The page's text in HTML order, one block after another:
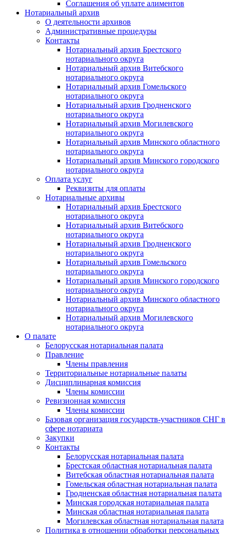
Соглашения об уплате алиментов
Нотариальный архив
О деятельности архивов
Административные процедуры
Контакты
Нотариальный архив Брестского
нотариального округа
Нотариальный архив Витебского
нотариального округа
Нотариальный архив Гомельского
нотариального округа
Нотариальный архив Гродненского
нотариального округа
Нотариальный архив Могилевского
нотариального округа
Нотариальный архив Минского областного
нотариального округа
Нотариальный архив Минского городского
нотариального округа
Оплата услуг
Реквизиты для оплаты
Нотариальные архивы
Нотариальный архив Брестского
нотариального округа
Нотариальный архив Витебского
нотариального округа
Нотариальный архив Гродненского
нотариального округа
Нотариальный архив Гомельского
нотариального округа
Нотариальный архив Минского городского
нотариального округа
Нотариальный архив Минского областного
нотариального округа
Нотариальный архив Могилевского
нотариального округа
О палате
Белорусская нотариальная палата
Правление
Члены правления
Территориальные нотариальные палаты
Дисциплинарная комиссия
Члены комиссии
Ревизионная комиссия
Члены комиссии
Базовая организация государств-участников СНГ в
сфере нотариата
Закупки
Контакты
Белорусская нотариальная палата
Брестская областная нотариальная палата
Витебская областная нотариальная палата
Гомельская областная нотариальная палата
Гродненская областная нотариальная палата
Минская городская нотариальная палата
Минская областная нотариальная палата
Могилевская областная нотариальная палата
Политика в отношении обработки персональных